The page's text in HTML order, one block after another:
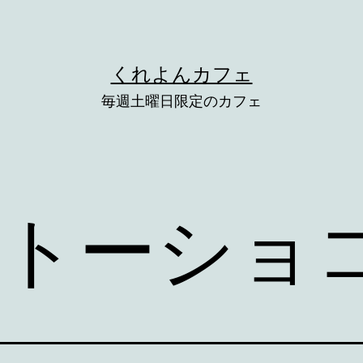
くれよんカフェ
毎週土曜日限定のカフェ
ーショ